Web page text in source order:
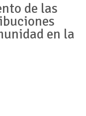
de las
en la